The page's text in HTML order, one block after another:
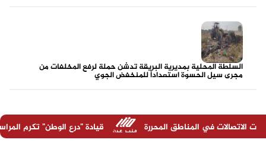
السلطة المحلية بمديرية البريقة تدشن حملة لرفع المخلفات من
مجرى سيل الحسوة استعداداً للمنخفض الجوي
المحررة قيادة "درع الوطن" تكرم المراسل الحربي